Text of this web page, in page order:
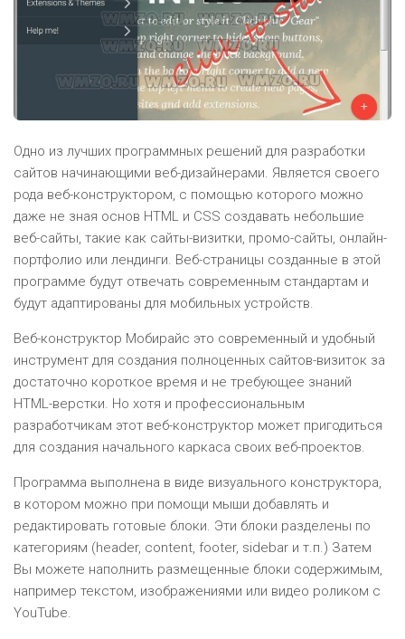
Одно из лучших программных решений для разработки
сайтов начинающими веб-дизайнерами. Является своего
рода веб-конструктором, с помощью которого можно
даже не зная основ HTML и CSS создавать небольшие
веб-сайты, такие как сайты-визитки, промо-сайты, онлайн-
портфолио или лендинги. Веб-страницы созданные в этой
программе будут отвечать современным стандартам и
будут адаптированы для мобильных устройств.
Веб-конструктор Мобирайс это современный и удобный
инструмент для создания полноценных сайтов-визиток за
достаточно короткое время и не требующее знаний
HTML-верстки. Но хотя и профессиональным
разработчикам этот веб-конструктор может пригодиться
для создания начального каркаса своих веб-проектов.
Программа выполнена в виде визуального конструктора,
в котором можно при помощи мыши добавлять и
редактировать готовые блоки. Эти блоки разделены по
категориям (header, content, footer, sidebar и т.п.) Затем
Вы можете наполнить размещенные блоки содержимым,
например текстом, изображениями или видео роликом с
YouTube.